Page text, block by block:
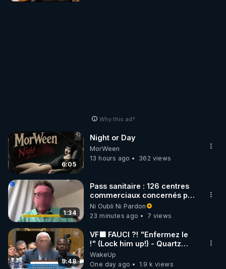
Why this ad?
6:05
Night or Day
MorWeen
13 hours ago
362 views
1:34
Pass sanitaire : 126 centres
commerciaux concernés par
l'obligation dans toute la
France
Ni Oubli Ni Pardon
23 minutes ago
7 views
9:48
VF🟩 FAUCI ?! "Enfermez le
!" (Lock him up!) - Quartz
Traduction
WakeUp
One day ago
1.9 k views